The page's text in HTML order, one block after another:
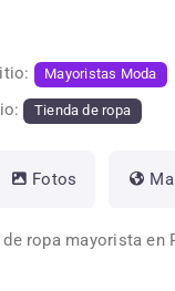
Mayoristas Moda
Tienda de ropa
Fotos
de ropa mayorista en